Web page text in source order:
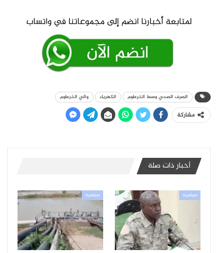
الصرف الصحي وسط الخرطوم الكهرباء والي الخرطوم
مشاركة
أخبار ذات صلة
سياسية سياسية